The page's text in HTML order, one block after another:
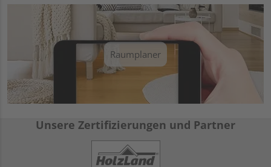
Raumplaner
Unsere Zertifizierungen und Partner